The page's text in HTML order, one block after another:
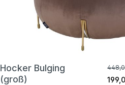
Hocker Bulging
(groß)